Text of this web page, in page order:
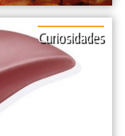
Curiosidades